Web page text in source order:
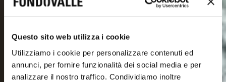
Questo sito web utilizza i cookie
Utilizziamo i cookie per personalizzare contenuti ed
annunci, per fornire funzionalità dei social media e per
analizzare il nostro traffico. Condividiamo inoltre